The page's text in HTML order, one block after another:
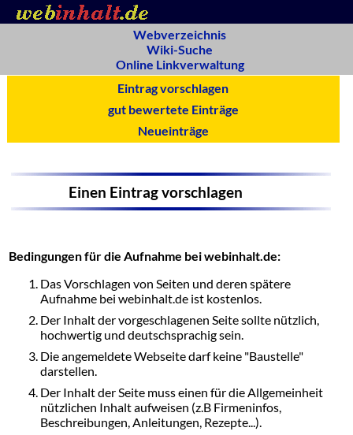
Webverzeichnis
Wiki-Suche
Online Linkverwaltung
Eintrag vorschlagen
gut bewertete Einträge
Neueinträge
Einen Eintrag vorschlagen
Bedingungen für die Aufnahme bei webinhalt.de:
Das Vorschlagen von Seiten und deren spätere
Aufnahme bei webinhalt.de ist kostenlos.
Der Inhalt der vorgeschlagenen Seite sollte nützlich,
hochwertig und deutschsprachig sein.
Die angemeldete Webseite darf keine "Baustelle"
darstellen.
Der Inhalt der Seite muss einen für die Allgemeinheit
nützlichen Inhalt aufweisen (z.B Firmeninfos,
Beschreibungen, Anleitungen, Rezepte...).